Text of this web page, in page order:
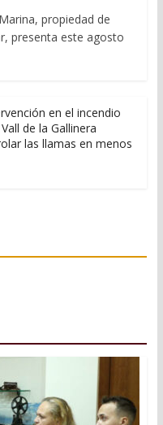
propiedad de
presenta este agosto
en el incendio
de la Gallinera
las llamas en menos